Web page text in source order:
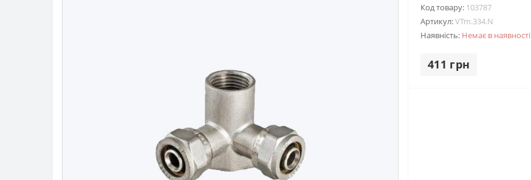
Код товару: 103787
Артикул:VTm.334.N
Наявність: Немає в наявності
411 грн